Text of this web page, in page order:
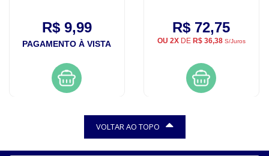
R$ 9,99
PAGAMENTO À VISTA
R$ 72,75
OU 2XDE R$ 36,38S/Juros
VOLTAR AO TOPO